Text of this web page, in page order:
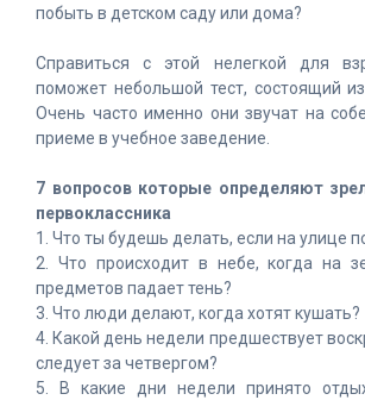
побыть в детском саду или дома?
Справиться с этой нелегкой для
поможет небольшой тест, состоящий
Очень часто именно они звучат на
приеме в учебное заведение.
7 вопросов которые определяют
первоклассника
1. Что ты будешь делать, если на улице
2. Что происходит в небе, когда на
предметов падает тень?
3. Что люди делают, когда хотят кушать?
4. Какой день недели предшествует
следует за четвергом?
5. В какие дни недели принято